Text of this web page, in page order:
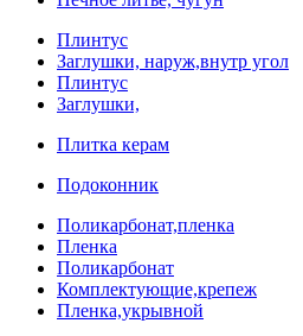
Плинтус
Заглушки, наруж,внутр угол
Плинтус
Заглушки,
Плитка керам
Подоконник
Поликарбонат,пленка
Пленка
Поликарбонат
Комплектующие,крепеж
Пленка,укрывной